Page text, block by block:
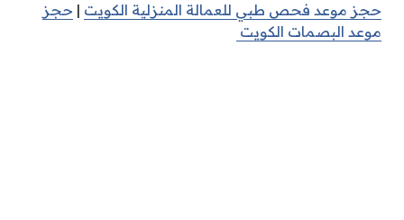
حجز موعد فحص طبي للعمالة المنزلية الكويت | حجز
موعد البصمات الكويت